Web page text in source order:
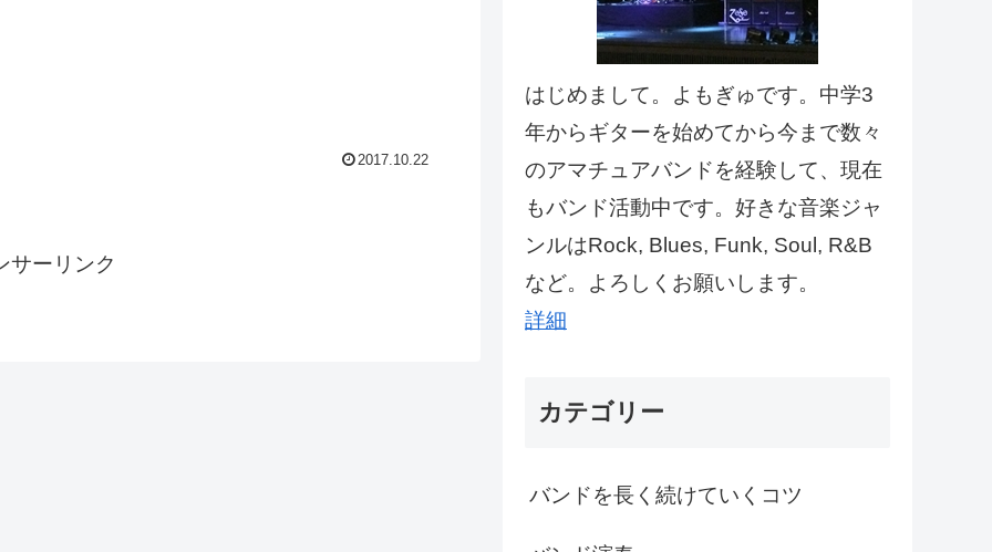
2017.10.22
サーリンク
はじめまして。よもぎゅです。中学3
年からギターを始めてから今まで数々
のアマチュアバンドを経験して、現在
もバンド活動中です。好きな音楽ジャ
ンルはRock, Blues, Funk, Soul, R&B
など。よろしくお願いします。
詳細
カテゴリー
バンドを長く続けていくコツ